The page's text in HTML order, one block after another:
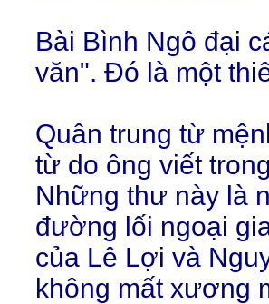
Bài Bình Ngô đại
văn". Đó là một
Quân trung từ
từ do ông viết
Những thư này là
đường lối ngoại
của Lê Lợi và
không mất xương